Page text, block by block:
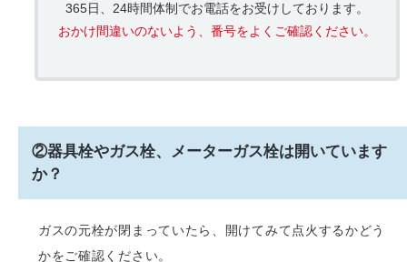
365日、24時間体制でお電話をお受けしております。
おかけ間違いのないよう、番号をよくご確認ください。
②器具栓やガス栓、メーターガス栓は開いています
か？
ガスの元栓が閉まっていたら、開けてみて点火するかどう
かをご確認ください。